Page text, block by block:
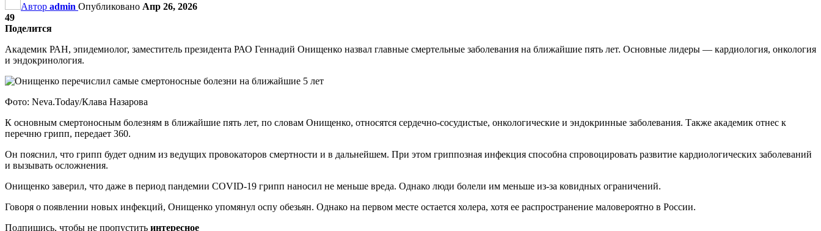
Автор admin Опубликовано Апр 26, 2026
49
Поделится
Академик РАН, эпидемиолог, заместитель президента РАО Геннадий Онищенко назвал главные смертельные заболевания на ближайшие пять лет. Основные лидеры — кардиология, онкология
и эндокринология.
Фото: Neva.Today/Клава Назарова
К основным смертоносным болезням в ближайшие пять лет, по словам Онищенко, относятся сердечно-сосудистые, онкологические и эндокринные заболевания. Также академик отнес к
перечню грипп, передает 360.
Он пояснил, что грипп будет одним из ведущих провокаторов смертности и в дальнейшем. При этом гриппозная инфекция способна спровоцировать развитие кардиологических заболеваний
и вызывать осложнения.
Онищенко заверил, что даже в период пандемии COVID-19 грипп наносил не меньше вреда. Однако люди болели им меньше из-за ковидных ограничений.
Говоря о появлении новых инфекций, Онищенко упомянул оспу обезьян. Однако на первом месте остается холера, хотя ее распространение маловероятно в России.
Подпишись, чтобы не пропустить интересное